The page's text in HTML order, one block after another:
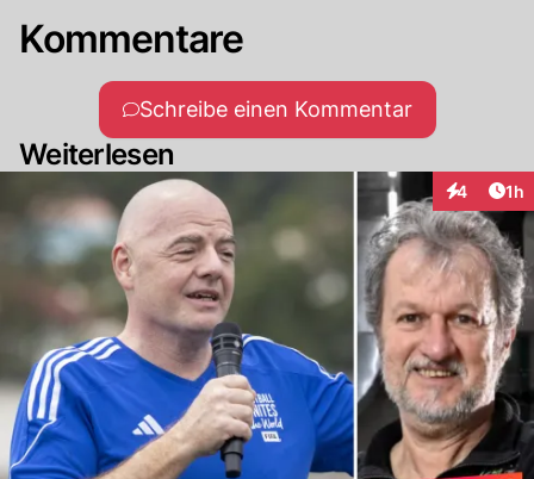
Kommentare
Schreibe einen Kommentar
Weiterlesen
4 1h